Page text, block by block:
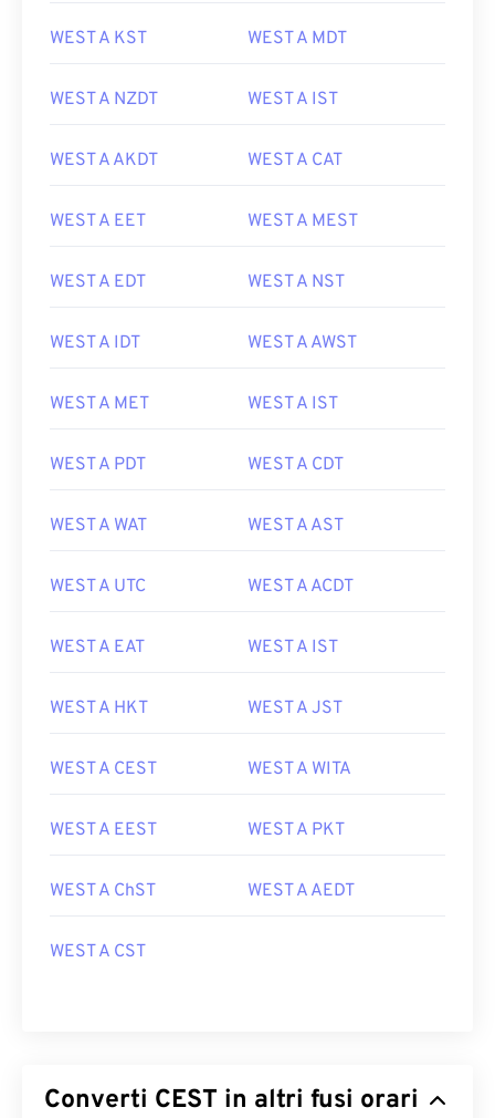
WEST A KST WEST A MDT
WEST A NZDT WEST A IST
WEST A AKDT WEST A CAT
WEST A EET WEST A MEST
WEST A EDT WEST A NST
WEST A IDT WEST A AWST
WEST A MET WEST A IST
WEST A PDT WEST A CDT
WEST A WAT WEST A AST
WEST A UTC WEST A ACDT
WEST A EAT WEST A IST
WEST A HKT WEST A JST
WEST A CEST WEST A WITA
WEST A EEST WEST A PKT
WEST A ChST WEST A AEDT
WEST A CST
Converti CEST in altri fusi orari